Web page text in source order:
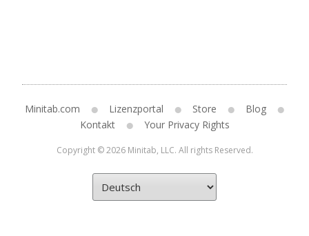
Minitab.com Lizenzportal Store
Blog
Kontakt
Your Privacy Rights
Copyright © 2026 Minitab, LLC. All rights Reserved.